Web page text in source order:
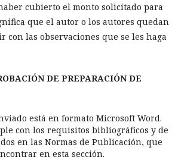
cubierto el monto solicitado para
que el autor o los autores quedan
con las observaciones que se les haga
DE PREPARACIÓN DE
está en formato Microsoft Word.
con los requisitos bibliográficos y de
en las Normas de Publicación, que
en esta sección.